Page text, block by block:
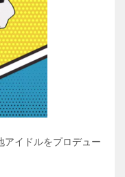
アイドルをプロデュー